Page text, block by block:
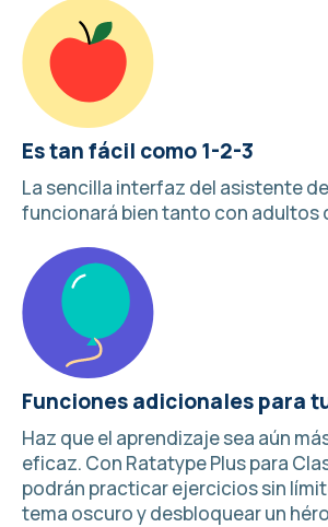
Es tan fácil como 1-2-3
La sencilla interfaz del asistente
funcionará bien tanto con adultos
Funciones adicionales para
Haz que el aprendizaje sea aún
eficaz. Con Ratatype Plus para
podrán practicar ejercicios sin
tema oscuro y desbloquear un